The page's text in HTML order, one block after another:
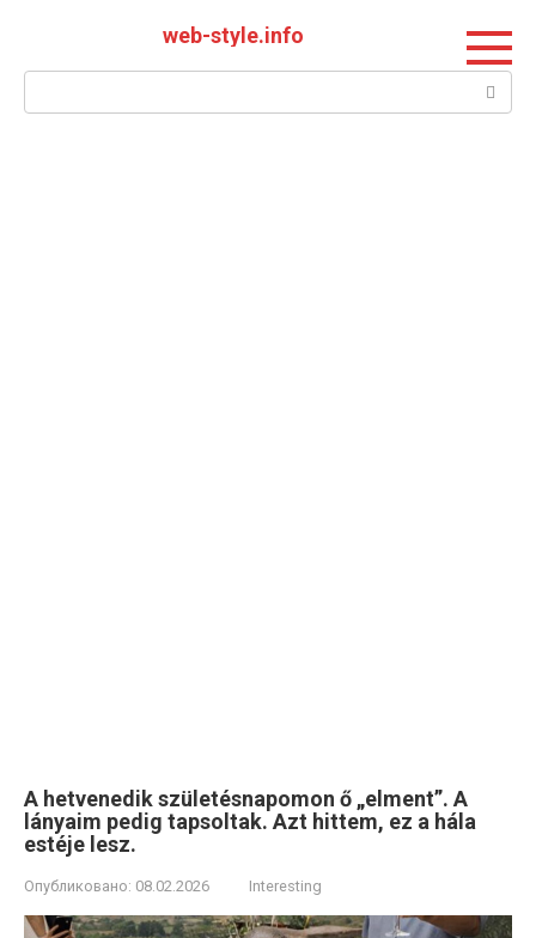
web-style.info
Поиск:
A hetvenedik születésnapomon ő „elment”. A
lányaim pedig tapsoltak. Azt hittem, ez a hála
estéje lesz.
Опубликовано: 08.02.2026 Interesting